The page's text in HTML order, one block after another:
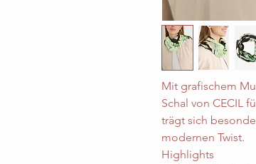
Mit grafischem
Schal von CECIL
trägt sich
modernen Twist.
Highlights